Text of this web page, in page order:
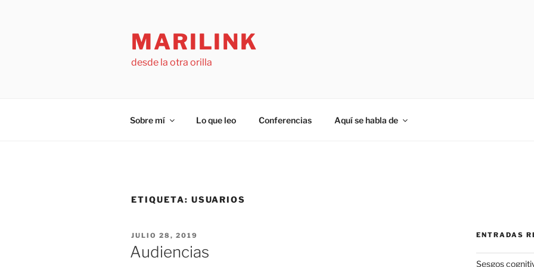
MARILINK
desde la otra orilla
Sobre mí Lo que leo Conferencias Aquí se habla de
ETIQUETA: USUARIOS
PUBLICADO
EL
JULIO 28, 2019
Audiencias
ENTRADAS
Sesgos